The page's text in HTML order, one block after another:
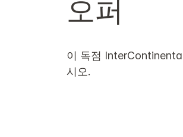
오퍼
이 독점
시오.